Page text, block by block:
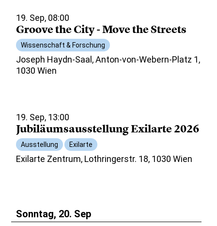
19. Sep, 08:00
Groove the City - Move the Streets
Wissenschaft & Forschung
Joseph Haydn-Saal, Anton-von-Webern-Platz 1,
1030 Wien
19. Sep, 13:00
Jubiläumsausstellung Exilarte 2026
Ausstellung Exilarte
Exilarte Zentrum, Lothringerstr. 18, 1030 Wien
Sonntag, 20. Sep